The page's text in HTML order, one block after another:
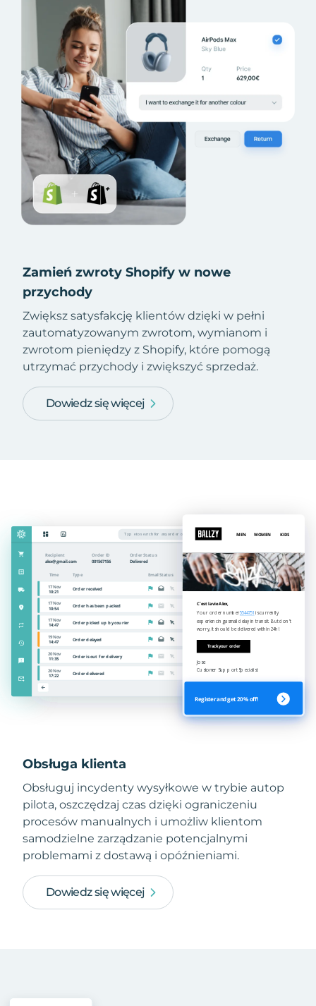
Zamień zwroty Shopify w nowe
przychody
Zwiększ satysfakcję klientów dzięki w pełni
zautomatyzowanym zwrotom, wymianom i
zwrotom pieniędzy z Shopify, które pomogą
utrzymać przychody i zwiększyć sprzedaż.
Dowiedz się więcej
Obsługa klienta
Obsługuj incydenty wysyłkowe w trybie autop
pilota, oszczędzaj czas dzięki ograniczeniu
procesów manualnych i umożliw klientom
samodzielne zarządzanie potencjalnymi
problemami z dostawą i opóźnieniami.
Dowiedz się więcej